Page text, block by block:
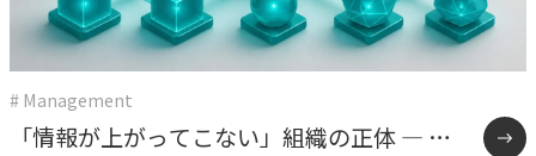
# Management
「情報が上がってこない」組織の正体 ― 権